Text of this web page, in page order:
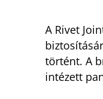
A Rivet
történt. A
intézett